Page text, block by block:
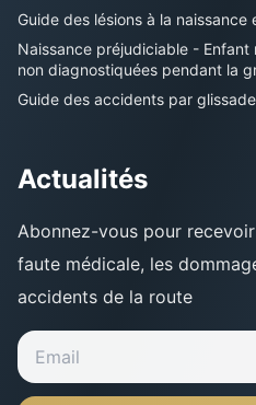
Guide des lésions à la
Naissance préjudiciable -
non diagnostiquées pendant la
Guide des accidents par
Actualités
Abonnez-vous pour
faute médicale, les
accidents de la route